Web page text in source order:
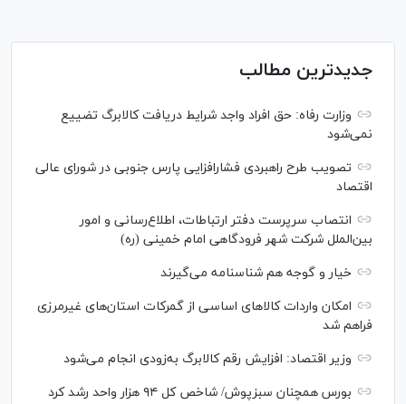
جدیدترین مطالب
وزارت رفاه: حق افراد واجد شرایط دریافت کالابرگ تضییع
نمی‌شود
تصویب طرح راهبردی فشارافزایی پارس جنوبی در شورای عالی
اقتصاد
انتصاب سرپرست دفتر ارتباطات، اطلاع‌رسانی و امور
بین‌الملل شرکت شهر فرودگاهی امام خمینی (ره)
خیار و گوجه هم شناسنامه می‌گیرند
امکان واردات کالا‌های اساسی از گمرکات استان‌های غیرمرزی
فراهم شد
وزیر اقتصاد: افزایش رقم کالابرگ به‌زودی انجام می‌شود
بورس همچنان سبزپوش/ شاخص کل ۹۴ هزار واحد رشد کرد